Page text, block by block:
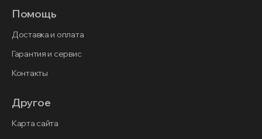
Помощь
Доставка и оплата
Гарантия и сервис
Контакты
Другое
Карта сайта